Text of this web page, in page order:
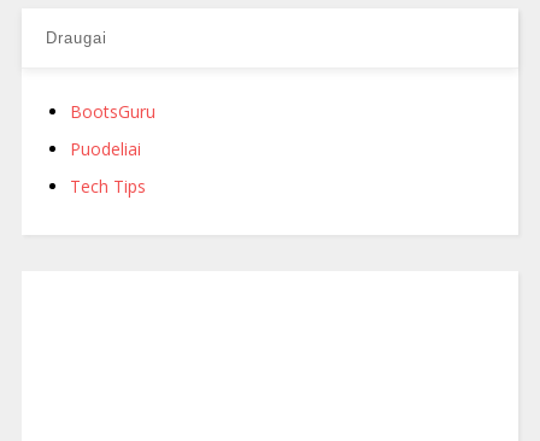
Draugai
BootsGuru
Puodeliai
Tech Tips